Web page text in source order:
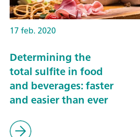
17 feb. 2020
Determining the
total sulfite in food
and beverages: faster
and easier than ever